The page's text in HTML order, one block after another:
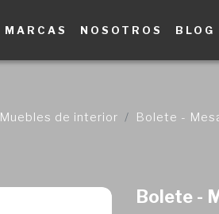
MARCAS NOSOTROS BLOG
Muebles de interior Bolete -
Bolete -